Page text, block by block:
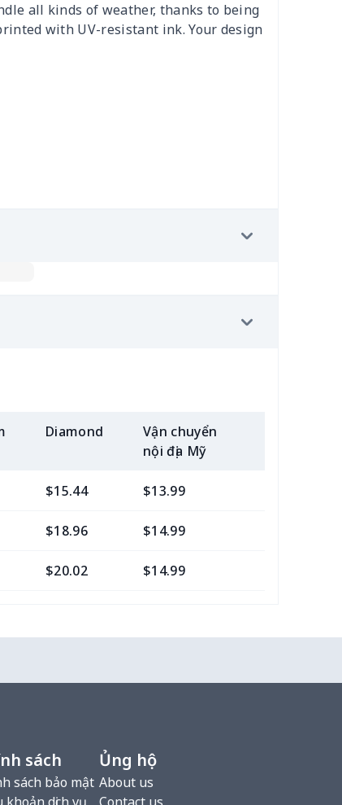
all kinds of weather, thanks to being
with UV-resistant ink. Your design
Diamond
Vận chuyển
nội địa Mỹ
$15.44 $13.99
$18.96 $14.99
$20.02 $14.99
sách
sách bảo mật
Ủng hộ
About us